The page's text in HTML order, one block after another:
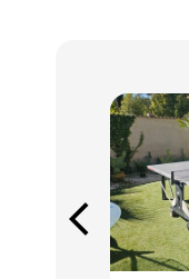
arrow_back_ios